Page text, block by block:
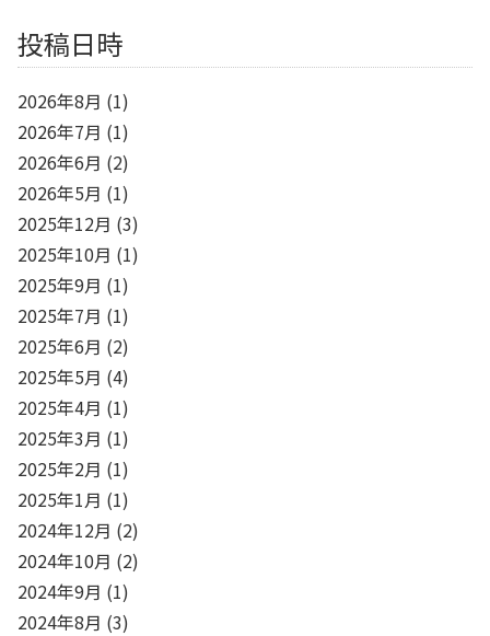
投稿日時
2026年8月 (1)
2026年7月 (1)
2026年6月 (2)
2026年5月 (1)
2025年12月 (3)
2025年10月 (1)
2025年9月 (1)
2025年7月 (1)
2025年6月 (2)
2025年5月 (4)
2025年4月 (1)
2025年3月 (1)
2025年2月 (1)
2025年1月 (1)
2024年12月 (2)
2024年10月 (2)
2024年9月 (1)
2024年8月 (3)